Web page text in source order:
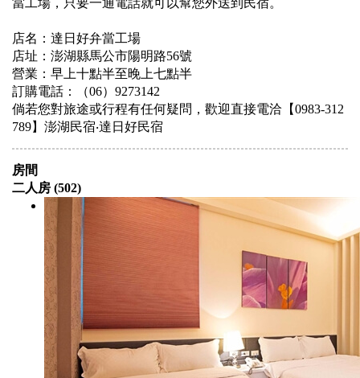
當工場，只要一通電話就可以幫您外送到民宿。
店名：達日好弁當工場
店址：澎湖縣馬公市陽明路56號
營業：早上十點半至晚上七點半
訂購電話：（06）9273142
倘若您對旅途或行程有任何疑問，歡迎直接電洽【0983-312
789】澎湖民宿‧達日好民宿
房間
二人房 (502)